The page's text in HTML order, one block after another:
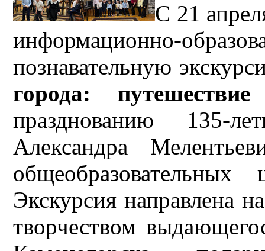
С 21
информационно-
познавательную
города:
празднованию 135-
Александра
Экскурсия направлена
творчеством